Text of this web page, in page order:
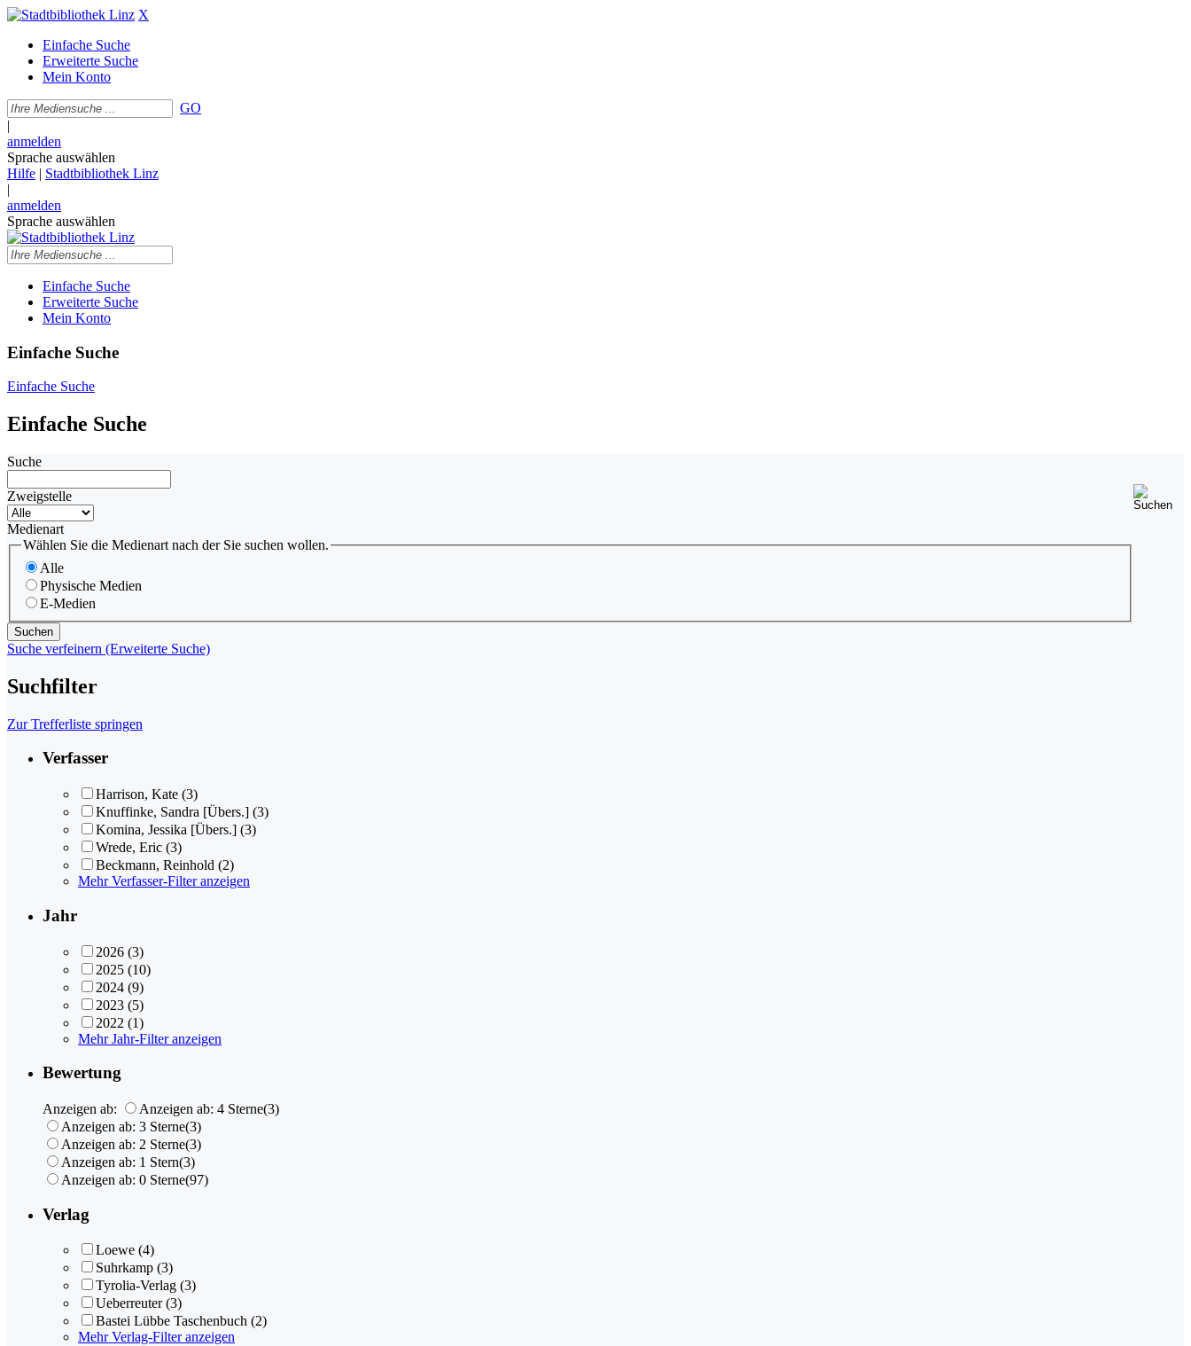
X
Einfache Suche
Erweiterte Suche
Mein Konto
GO
|
anmelden
Sprache auswählen
Hilfe | Stadtbibliothek Linz
|
anmelden
Sprache auswählen
Einfache Suche
Erweiterte Suche
Mein Konto
Einfache Suche
Einfache Suche
Einfache Suche
Suche
Zweigstelle
Medienart
Wählen Sie die Medienart nach der Sie suchen wollen.
Alle
Physische Medien
E-Medien
Suche verfeinern (Erweiterte Suche)
Suchfilter
Zur Trefferliste springen
Verfasser
Harrison, Kate (3)
Knuffinke, Sandra [Übers.] (3)
Komina, Jessika [Übers.] (3)
Wrede, Eric (3)
Beckmann, Reinhold (2)
Mehr Verfasser-Filter anzeigen
Jahr
2026 (3)
2025 (10)
2024 (9)
2023 (5)
2022 (1)
Mehr Jahr-Filter anzeigen
Bewertung
Anzeigen ab: Anzeigen ab: 4 Sterne(3)
Anzeigen ab: 3 Sterne(3)
Anzeigen ab: 2 Sterne(3)
Anzeigen ab: 1 Stern(3)
Anzeigen ab: 0 Sterne(97)
Verlag
Loewe (4)
Suhrkamp (3)
Tyrolia-Verlag (3)
Ueberreuter (3)
Bastei Lübbe Taschenbuch (2)
Mehr Verlag-Filter anzeigen